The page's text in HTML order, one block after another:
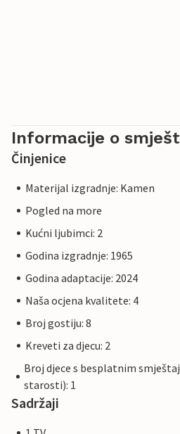
Informacije o
Činjenice
Materijal izgradnje: Kamen
Pogled na more
Kućni ljubimci: 2
Godina izgradnje: 1965
Godina adaptacije: 2024
Naša ocjena kvalitete: 4
Broj gostiju: 8
Kreveti za djecu: 2
Broj djece s besplatnim
starosti): 1
Sadržaji